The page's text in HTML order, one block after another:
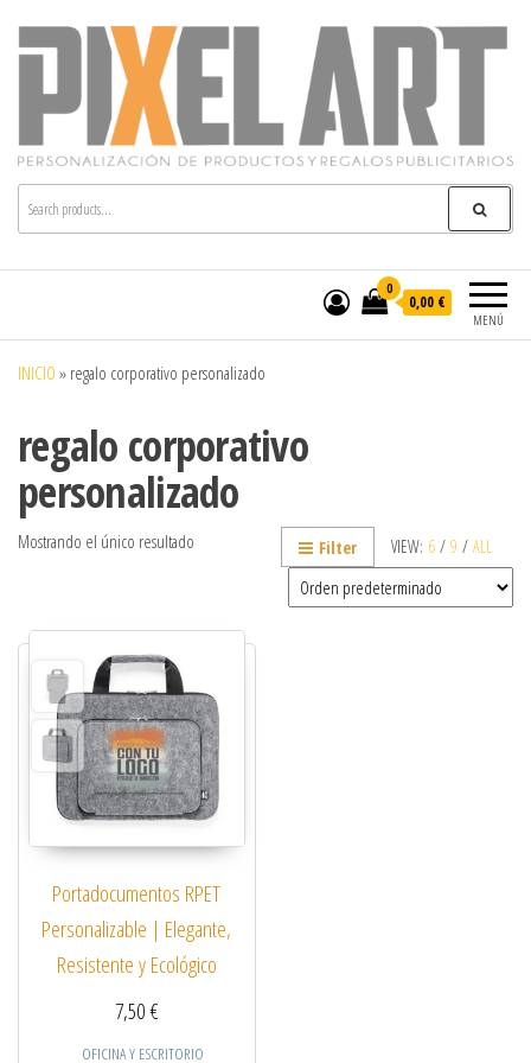
Pixelart
Especialistas en textil publicitario y regalos
personalizados en móstoles
MENÚ
0
0,00 €
INICIO » regalo corporativo personalizado
regalo corporativo
personalizado
VIEW: 6 / 9 / ALL
Filter
Mostrando el único resultado
Portadocumentos RPET
Personalizable | Elegante,
Resistente y Ecológico
7,50€
OFICINA Y ESCRITORIO